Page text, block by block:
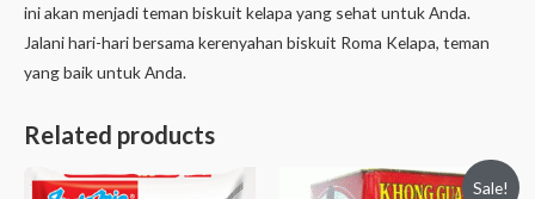
ini akan menjadi teman biskuit kelapa yang sehat untuk Anda.
Jalani hari-hari bersama kerenyahan biskuit Roma Kelapa, teman
yang baik untuk Anda.
Related products
Sale!